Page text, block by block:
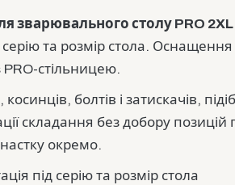
зварювального столу PRO
серію та розмір стола.
PRO-стільницею.
косинців, болтів і затискачів,
складання без добору
окремо.
під серію та розмір стола